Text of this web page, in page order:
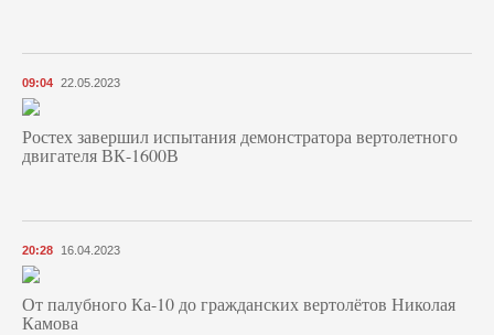
09:04 22.05.2023
Ростех завершил испытания демонстратора вертолетного
двигателя ВК-1600В
20:28 16.04.2023
От палубного Ка-10 до гражданских вертолётов Николая
Камова